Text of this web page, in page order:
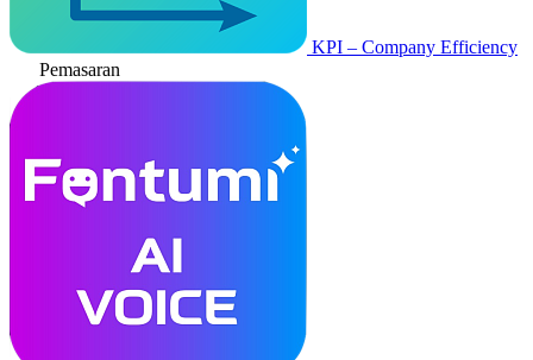
KPI – Company Efficiency
Pemasaran